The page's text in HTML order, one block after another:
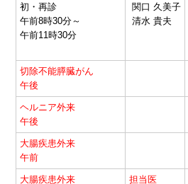
初・再診
午前8時30分～
午前11時30分
関口 久美子
清水 貴夫
切除不能膵臓がん
午後
ヘルニア外来
午後
大腸疾患外来
午前
大腸疾患外来
担当医